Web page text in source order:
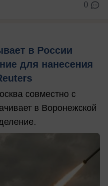
0
в России
для нанесения
совместно с
в Воронежской